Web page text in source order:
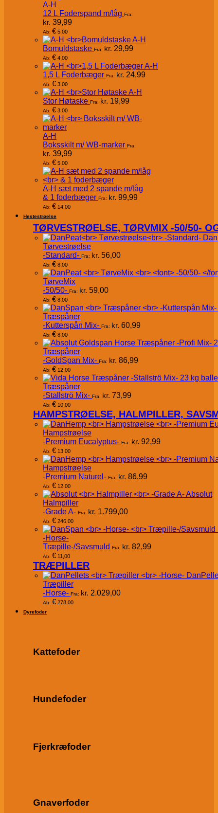
A-H
12 L Foderspand m/låg Fra:
kr. 39,99
Ab: € 5,00
A-H
Bomuldstaske Fra: kr. 29,99
Ab: € 4,00
A-H
1,5 L Foderbæger Fra: kr. 24,99
Ab: € 3,00
A-H
Stor Høtaske Fra: kr. 19,99
Ab: € 3,00
A-H
Boksskilt m/ WB-marker Fra:
kr. 39,99
Ab: € 5,00
A-H sæt med 2 spande m/låg
& 1 foderbæger Fra: kr. 99,99
Ab: € 14,00
Hestestrøelse
TØRVESTRØELSE, TØRVMIX -50/50-
Tørvestrøelse
-Standard- Fra: kr. 56,00
Ab: € 8,00
TørveMix
-50/50- Fra: kr. 59,00
Ab: € 8,00
Træspåner
-Kutterspån Mix- Fra: kr. 60,99
Ab: € 8,00
Træspåner
-GoldSpan Mix- Fra: kr. 86,99
Ab: € 12,00
Træspåner
-Stallströ Mix- Fra: kr. 73,99
Ab: € 10,00
HAMPSTRØELSE, HALMPILLER,
Hampstrøelse
-Premium Eucalyptus- Fra: kr. 92,99
Ab: € 13,00
Hampstrøelse
-Premium Naturel- Fra: kr. 86,99
Ab: € 12,00
Absolut
Halmpiller
-Grade A- Fra: kr. 1.799,00
Ab: € 246,00
-Horse-
Træpille-/Savsmuld Fra: kr. 82,99
Ab: € 11,00
TRÆPILLER
Træpiller
-Horse- Fra: kr. 2.029,00
Ab: € 278,00
Dyrefoder
Kattefoder
Hundefoder
Fjerkræfoder
Gnaverfoder